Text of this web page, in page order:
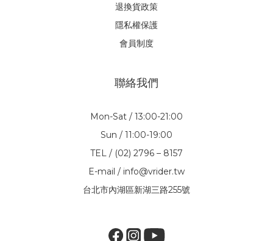
退換貨政策
隱私權保護
會員制度
聯絡我們
Mon-Sat / 13:00-21:00
Sun / 11:00-19:00
TEL / (02) 2796 – 8157
E-mail / info@vrider.tw
台北市內湖區新湖三路255號